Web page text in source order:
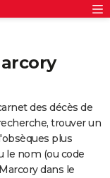
des décès de
trouver un
plus
le nom (ou code
dans le